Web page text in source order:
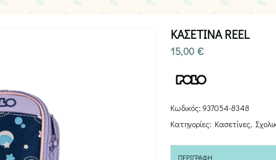
ΚΑΣΕΤΙΝΑ REEL
15,00 €
Κωδικός: 937054-8348
Κατηγορίες: Κασετίνες,
ΠΕΡΙΓΡΑΦΉ